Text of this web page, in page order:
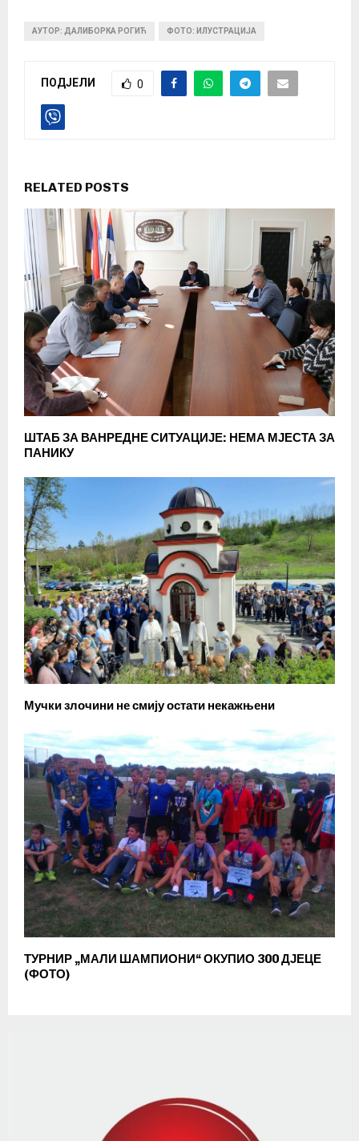
АУТОР: ДАЛИБОРКА РОГИЋ ФОТО: ИЛУСТРАЦИЈА
ПОДЈЕЛИ 0
RELATED POSTS
ШТАБ ЗА ВАНРЕДНЕ СИТУАЦИЈЕ: НЕМА МЈЕСТА ЗА
ПАНИКУ
Мучки злочини не смију остати некажњени
ТУРНИР „МАЛИ ШАМПИОНИ“ ОКУПИО 300 ДЈЕЦЕ
(ФОТО)